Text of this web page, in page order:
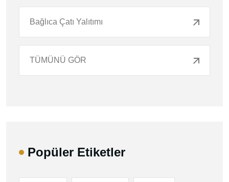
Bağlıca Çatı Yalıtımı
TÜMÜNÜ GÖR
Popüler Etiketler